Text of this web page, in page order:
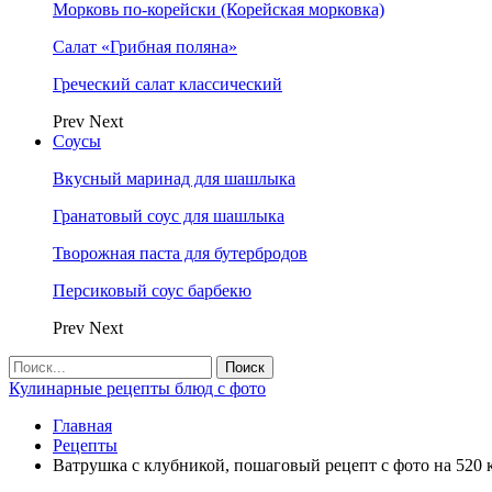
Морковь по-корейски (Корейская морковка)
Салат «Грибная поляна»
Греческий салат классический
Prev Next
Соусы
Вкусный маринад для шашлыка
Гранатовый соус для шашлыка
Творожная паста для бутербродов
Персиковый соус барбекю
Prev Next
Кулинарные рецепты блюд с фото
Главная
Рецепты
Ватрушка с клубникой, пошаговый рецепт с фото на 520